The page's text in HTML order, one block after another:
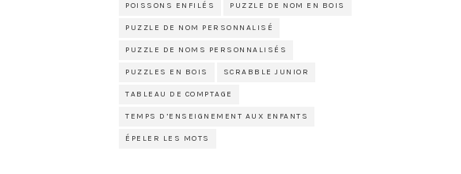
POISSONS ENFILÉS PUZZLE DE NOM EN BOIS
PUZZLE DE NOM PERSONNALISÉ
PUZZLE DE NOMS PERSONNALISÉS
PUZZLES EN BOIS SCRABBLE JUNIOR
TABLEAU DE COMPTAGE
TEMPS D’ENSEIGNEMENT AUX ENFANTS
ÉPELER LES MOTS